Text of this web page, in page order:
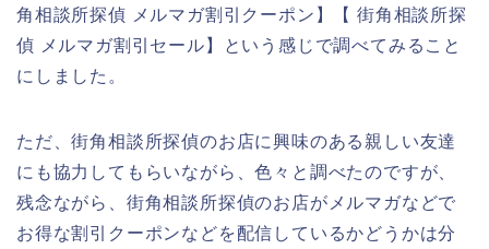
角相談所探偵 メルマガ割引クーポン】【 街角相談所探
偵 メルマガ割引セール】という感じで調べてみること
にしました。
ただ、街角相談所探偵のお店に興味のある親しい友達
にも協力してもらいながら、色々と調べたのですが、
残念ながら、街角相談所探偵のお店がメルマガなどで
お得な割引クーポンなどを配信しているかどうかは分